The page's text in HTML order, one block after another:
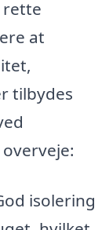
at
tilbydes
isolering